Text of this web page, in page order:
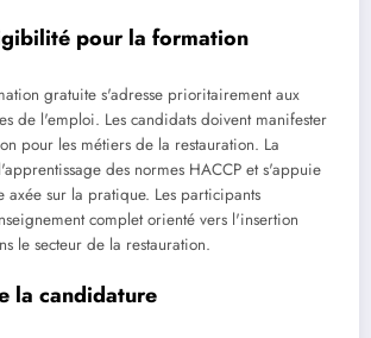
pour la formation
gratuite s'adresse prioritairement aux
de l'emploi. Les candidats doivent manifester
pour les métiers de la restauration. La
des normes HACCP et s'appuie
axée sur la pratique. Les participants
complet orienté vers l'insertion
le secteur de la restauration.
la candidature